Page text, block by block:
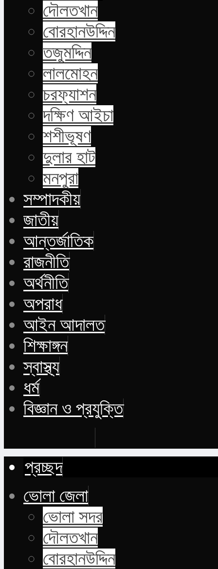
দৌলতখান
বোরহানউদ্দিন
তজুমদ্দিন
লালমোহন
চরফ্যাশন
দক্ষিণ আইচা
শশীভূষণ
দুলার হাট
মনপুরা
সম্পাদকীয়
জাতীয়
আন্তর্জাতিক
রাজনীতি
অর্থনীতি
অপরাধ
আইন আদালত
শিক্ষাঙ্গন
স্বাস্থ্য
ধর্ম
বিজ্ঞান ও প্রযুক্তি
প্রচ্ছদ
ভোলা জেলা
ভোলা সদর
দৌলতখান
বোরহানউদ্দিন